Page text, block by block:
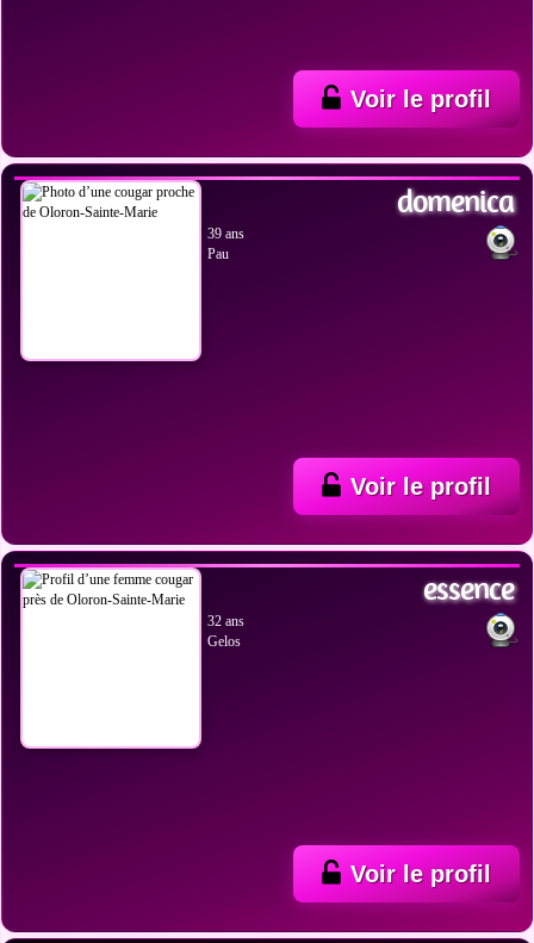
Voir le profil
domenica
39 ans
Pau
Voir le profil
essence
32 ans
Gelos
Voir le profil